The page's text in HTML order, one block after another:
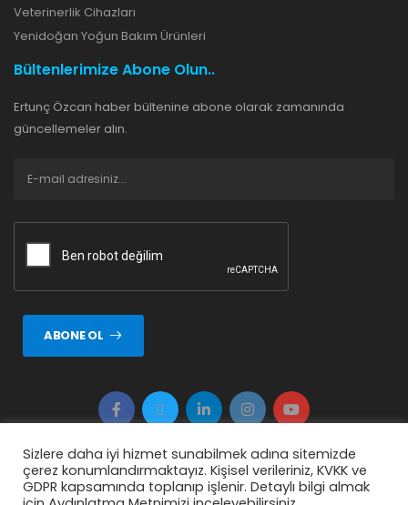
Veterinerlik Cihazları
Yenidoğan Yoğun Bakım Ürünleri
Bültenlerimize Abone Olun..
Ertunç Özcan haber bültenine abone olarak zamanında
güncellemeler alın.
ABONE OL
Copyright © 2026 ERTUNÇ ÖZCAN Tüm Hakkı Saklıdır.
Sizlere daha iyi hizmet sunabilmek adına sitemizde
çerez konumlandırmaktayız. Kişisel verileriniz, KVKK ve
GDPR kapsamında toplanıp işlenir. Detaylı bilgi almak